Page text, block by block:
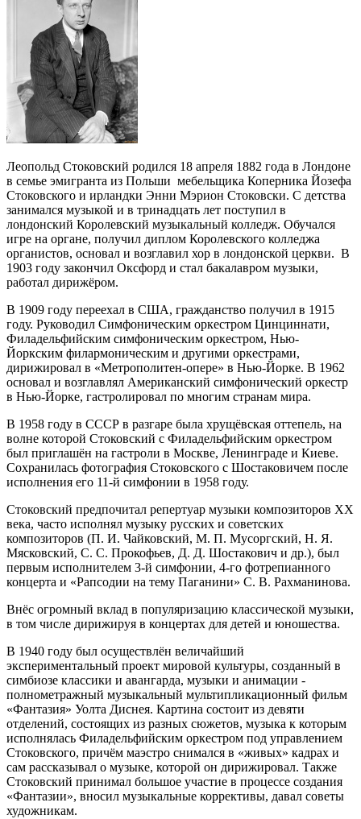
Леопольд Стоковский родился 18 апреля 1882 года в Лондоне
в семье эмигранта из Польши мебельщика Коперника Йозефа
Стоковского и ирландки Энни Мэрион Стоковски. С детства
занимался музыкой и в тринадцать лет поступил в
лондонский Королевский музыкальный колледж. Обучался
игре на органе, получил диплом Королевского колледжа
органистов, основал и возглавил хор в лондонской церкви. В
1903 году закончил Оксфорд и стал бакалавром музыки,
работал дирижёром.
В 1909 году переехал в США, гражданство получил в 1915
году. Руководил Симфоническим оркестром Цинциннати,
Филадельфийским симфоническим оркестром, Нью-
Йоркским филармоническим и другими оркестрами,
дирижировал в «Метрополитен-опере» в Нью-Йорке. В 1962
основал и возглавлял Американский симфонический оркестр
в Нью-Йорке, гастролировал по многим странам мира.
В 1958 году в СССР в разгаре была хрущёвская оттепель, на
волне которой Стоковский с Филадельфийским оркестром
был приглашён на гастроли в Москве, Ленинграде и Киеве.
Сохранилась фотография Стоковского с Шостаковичем после
исполнения его 11-й симфонии в 1958 году.
Стоковский предпочитал репертуар музыки композиторов XX
века, часто исполнял музыку русских и советских
композиторов (П. И. Чайковский, М. П. Мусоргский, Н. Я.
Мясковский, С. С. Прокофьев, Д. Д. Шостакович и др.), был
первым исполнителем 3-й симфонии, 4-го фотрепианного
концерта и «Рапсодии на тему Паганини» С. В. Рахманинова.
Внёс огромный вклад в популяризацию классической музыки,
в том числе дирижируя в концертах для детей и юношества.
В 1940 году был осуществлён величайший
экспериментальный проект мировой культуры, созданный в
симбиозе классики и авангарда, музыки и анимации -
полнометражный музыкальный мультипликационный фильм
«Фантазия» Уолта Диснея. Картина состоит из девяти
отделений, состоящих из разных сюжетов, музыка к которым
исполнялась Филадельфийским оркестром под управлением
Стоковского, причём маэстро снимался в «живых» кадрах и
сам рассказывал о музыке, которой он дирижировал. Также
Стоковский принимал большое участие в процессе создания
«Фантазии», вносил музыкальные коррективы, давал советы
художникам.